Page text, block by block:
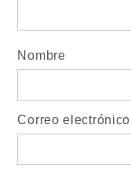
Nombre
Correo electrónico